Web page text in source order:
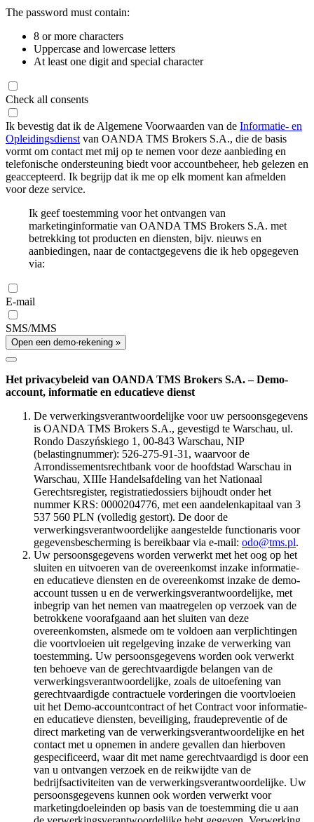
The password must contain:
8 or more characters
Uppercase and lowercase letters
At least one digit and special character
Check all consents
Ik bevestig dat ik de Algemene Voorwaarden van de Informatie- en
Opleidingsdienst van OANDA TMS Brokers S.A., die de basis
vormt om contact met mij op te nemen voor deze aanbieding en
telefonische ondersteuning biedt voor accountbeheer, heb gelezen en
geaccepteerd. Ik begrijp dat ik me op elk moment kan afmelden
voor deze service.
Ik geef toestemming voor het ontvangen van
marketinginformatie van OANDA TMS Brokers S.A. met
betrekking tot producten en diensten, bijv. nieuws en
aanbiedingen, naar de contactgegevens die ik heb opgegeven
via:
E-mail
SMS/MMS
Open een demo-rekening »
Het privacybeleid van OANDA TMS Brokers S.A. – Demo-
account, informatie en educatieve dienst
De verwerkingsverantwoordelijke voor uw persoonsgegevens
is OANDA TMS Brokers S.A., gevestigd te Warschau, ul.
Rondo Daszyńskiego 1, 00-843 Warschau, NIP
(belastingnummer): 526-275-91-31, waarvoor de
Arrondissementsrechtbank voor de hoofdstad Warschau in
Warschau, XIIIe Handelsafdeling van het Nationaal
Gerechtsregister, registratiedossiers bijhoudt onder het
nummer KRS: 0000204776, met een aandelenkapitaal van 3
537 560 PLN (volledig gestort). De door de
verwerkingsverantwoordelijke aangestelde functionaris voor
gegevensbescherming is bereikbaar via e-mail: odo@tms.pl.
Uw persoonsgegevens worden verwerkt met het oog op het
sluiten en uitvoeren van de overeenkomst inzake informatie-
en educatieve diensten en de overeenkomst inzake de demo-
account tussen u en de verwerkingsverantwoordelijke, met
inbegrip van het nemen van maatregelen op verzoek van de
betrokkene voorafgaand aan het sluiten van deze
overeenkomsten, alsmede om te voldoen aan verplichtingen
die voortvloeien uit regelgeving inzake de verwerking van
toestemming. Uw persoonsgegevens worden ook verwerkt
ten behoeve van de gerechtvaardigde belangen van de
verwerkingsverantwoordelijke, zoals de uitoefening van
gerechtvaardigde contractuele vorderingen die voortvloeien
uit het Demo-accountcontract of het Contract voor informatie-
en educatieve diensten, beveiliging, fraudepreventie of de
direct marketing van de verwerkingsverantwoordelijke en het
contact met u opnemen in andere gevallen dan hierboven
gespecificeerd, waar dit met name gerechtvaardigd is door een
van u ontvangen verzoek en de reikwijdte van de
bedrijfsactiviteiten van de verwerkingsverantwoordelijke. Uw
persoonsgegevens kunnen ook worden verwerkt voor
marketingdoeleinden op basis van de toestemming die u aan